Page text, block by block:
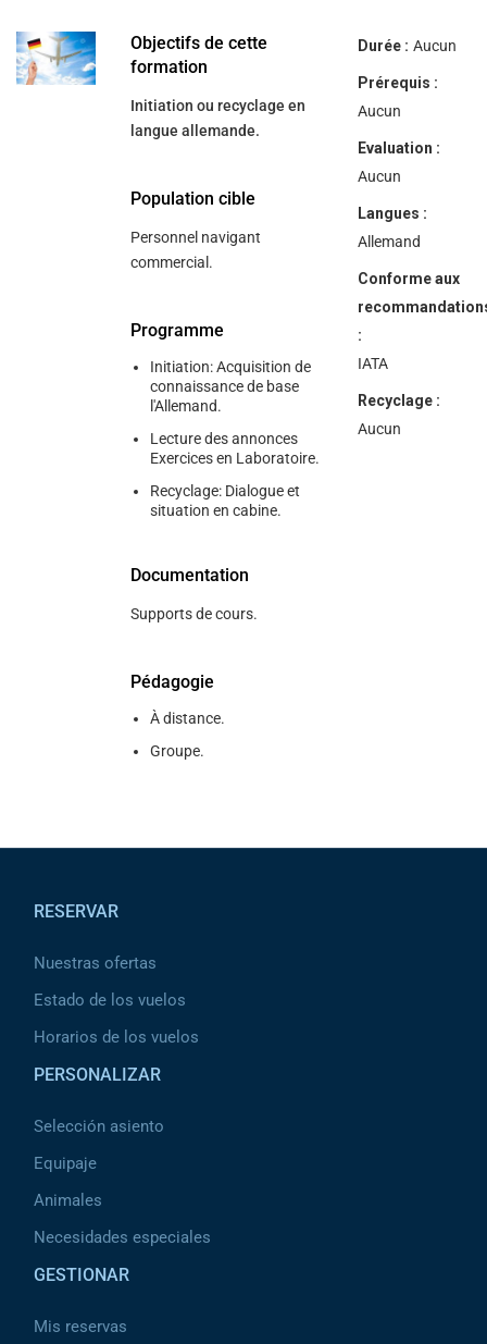
navigate
and
interact
Objectifs de cette
formation
Initiation ou recyclage en
langue allemande.
Population cible
Personnel navigant
commercial.
Programme
Initiation: Acquisition de
connaissance de base
l'Allemand.
Lecture des annonces
Exercices en Laboratoire.
Recyclage: Dialogue et
situation en cabine.
Documentation
Supports de cours.
Pédagogie
À distance.
Groupe.
Durée : Aucun
Prérequis :
Aucun
Evaluation :
Aucun
Langues :
Allemand
Conforme aux
:
IATA
Recyclage :
Aucun
RESERVAR
Nuestras ofertas
Estado de los vuelos
Horarios de los vuelos
PERSONALIZAR
Selección asiento
Equipaje
Animales
Necesidades especiales
GESTIONAR
Mis reservas